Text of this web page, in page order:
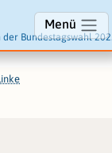
Bundestagswahl
Menü